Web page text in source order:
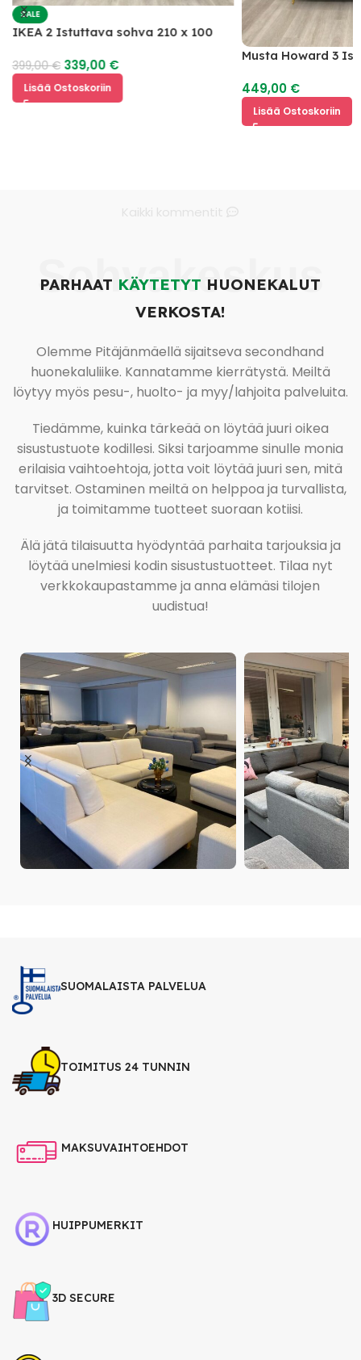
SALE
IKEA 2 Istuttava sohva 210 x 100
399,00€ 339,00 €
Lisää Ostoskoriin
Musta Howard 3
449,00 €
Lisää Ostoskoriin
Sohvakeskus
PARHAAT KÄYTETYT HUONEKALUT
VERKOSTA!
Olemme Pitäjänmäellä sijaitseva secondhand
huonekaluliike. Kannatamme kierrätystä. Meiltä
löytyy myös pesu-, huolto- ja myy/lahjoita palveluita.
Tiedämme, kuinka tärkeää on löytää juuri oikea
sisustustuote kodillesi. Siksi tarjoamme sinulle monia
erilaisia vaihtoehtoja, jotta voit löytää juuri sen, mitä
tarvitset. Ostaminen meiltä on helppoa ja turvallista,
ja toimitamme tuotteet suoraan kotiisi.
Älä jätä tilaisuutta hyödyntää parhaita tarjouksia ja
löytää unelmiesi kodin sisustustuotteet. Tilaa nyt
verkkokaupastamme ja anna elämäsi tilojen
uudistua!
SUOMALAISTA PALVELUA
TOIMITUS 24 TUNNIN
MAKSUVAIHTOEHDOT
HUIPPUMERKIT
3D SECURE